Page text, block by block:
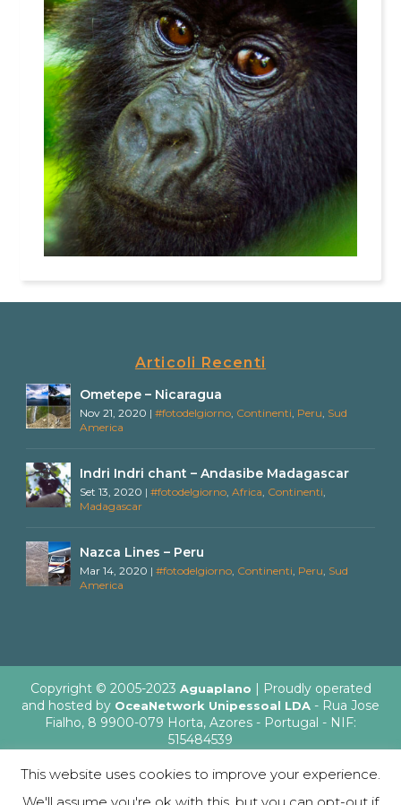
Articoli Recenti
Ometepe – Nicaragua
Nov 21, 2020 |#fotodelgiorno Continenti Peru Sud
America
Indri Indri chant – Andasibe Madagascar
Set 13, 2020 |#fotodelgiorno ,Africa Continenti
Madagascar
Nazca Lines – Peru
Mar 14, 2020 |#fotodelgiorno Continenti Peru Sud
America
Copyright © 2005-2023 Aguaplano | Proudly operated
and hosted by OceaNetwork Unipessoal LDA - Rua Jose
Fialho, 8 9900-079 Horta, Azores - Portugal - NIF:
515484539
This website uses cookies to improve your experience.